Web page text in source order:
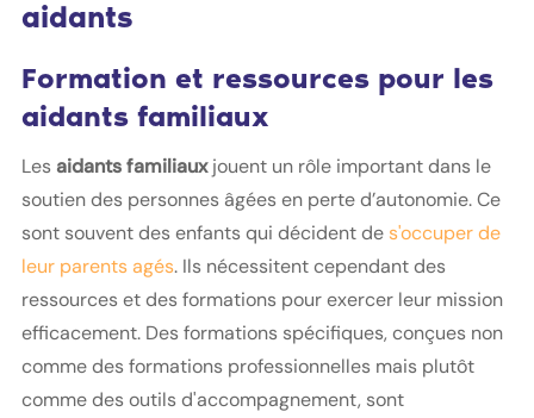
aidants
Formation et ressources pour les
aidants familiaux
Lesaidants familiauxjouent un rôle important dans le
soutien des personnes âgées en perte d’autonomie. Ce
sont souvent des enfants qui décident de s'occuper de
leur parents agés. Ils nécessitent cependant des
ressources et des formations pour exercer leur mission
efficacement. Des formations spécifiques, conçues non
comme des formations professionnelles mais plutôt
comme des outils d'accompagnement, sont